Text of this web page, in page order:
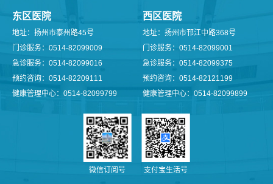
东区医院
地址：扬州市泰州路45号
门诊服务：0514-82099009
急诊服务：0514-82099016
预约咨询：0514-82209111
健康管理中心：0514-82099799
西区医院
地址：扬州市邗江中路368号
门诊服务：0514-82099001
急诊服务：0514-82099375
预约咨询：0514-82121199
健康管理中心：0514-82099899
微信订阅号 支付宝生活号